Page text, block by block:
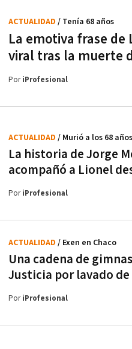
La emotiva frase de
viral tras la muerte
ACTUALIDAD / Tenía 68 años
PoriProfesional
La historia de Jorge
acompañó a Lionel
ACTUALIDAD / Murió a los 68 años
PoriProfesional
Una cadena de
Justicia por lavado
ACTUALIDAD / Exen en Chaco
PoriProfesional